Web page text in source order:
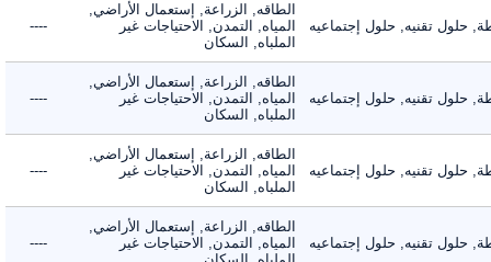
حلول تقنيه, حلول إجتماعيه
الطاقه, الزراعة, إستعمال الأراضي,
المياه, التمدن, الاحتياجات غير
الملباه, السكان
----
حلول تقنيه, حلول إجتماعيه
الطاقه, الزراعة, إستعمال الأراضي,
المياه, التمدن, الاحتياجات غير
الملباه, السكان
----
حلول تقنيه, حلول إجتماعيه
الطاقه, الزراعة, إستعمال الأراضي,
المياه, التمدن, الاحتياجات غير
الملباه, السكان
----
حلول تقنيه, حلول إجتماعيه
الطاقه, الزراعة, إستعمال الأراضي,
المياه, التمدن, الاحتياجات غير
----